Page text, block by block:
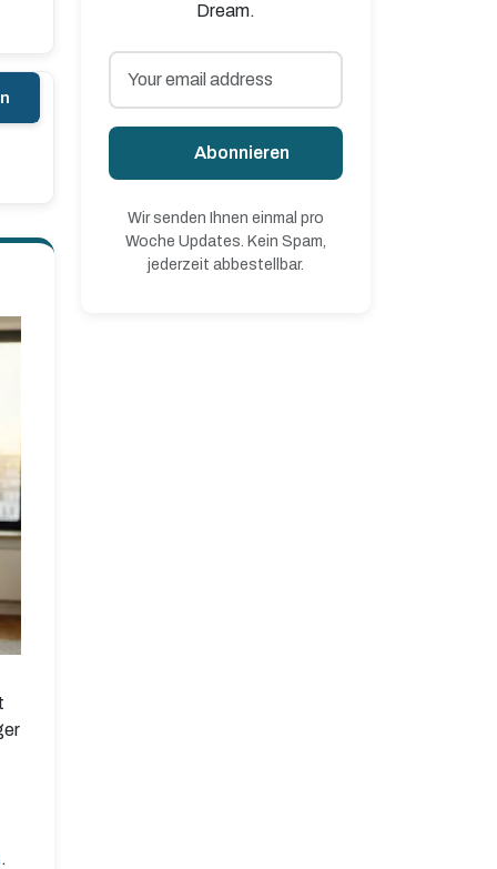
.
Dream.
Abonnieren
Wir senden Ihnen einmal pro
Woche Updates. Kein Spam,
jederzeit abbestellbar.